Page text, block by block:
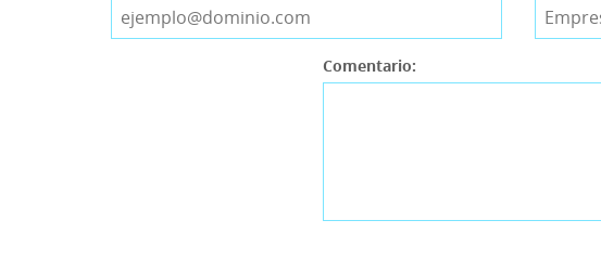
Comentario: